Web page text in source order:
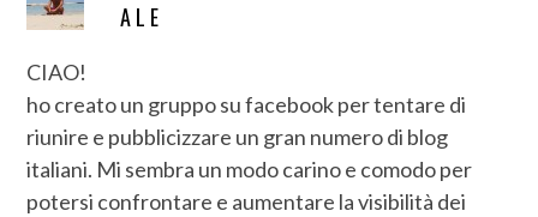
ALE
CIAO!
ho creato un gruppo su facebook per tentare di
riunire e pubblicizzare un gran numero di blog
italiani. Mi sembra un modo carino e comodo per
potersi confrontare e aumentare la visibilità dei